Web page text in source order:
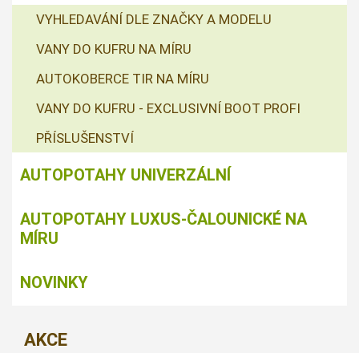
VYHLEDAVÁNÍ DLE ZNAČKY A MODELU
VANY DO KUFRU NA MÍRU
AUTOKOBERCE TIR NA MÍRU
VANY DO KUFRU - EXCLUSIVNÍ BOOT PROFI
PŘÍSLUŠENSTVÍ
AUTOPOTAHY UNIVERZÁLNÍ
AUTOPOTAHY LUXUS-ČALOUNICKÉ NA
MÍRU
NOVINKY
AKCE